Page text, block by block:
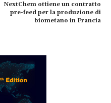
NextChem ottiene un contratto
pre-feed per la produzione di
biometano in Francia